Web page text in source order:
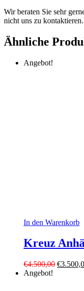
Wir beraten Sie sehr
nicht uns zu kontaktieren.
Ähnliche
Angebot!
In den Warenkorb
Kreuz
€4.500,00 €
Angebot!